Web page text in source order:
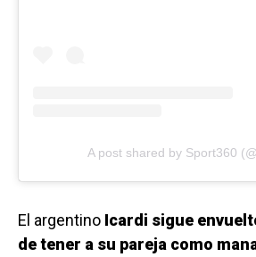
A post shared by Sport360
El argentino Icardi sigue
de tener a su pareja como